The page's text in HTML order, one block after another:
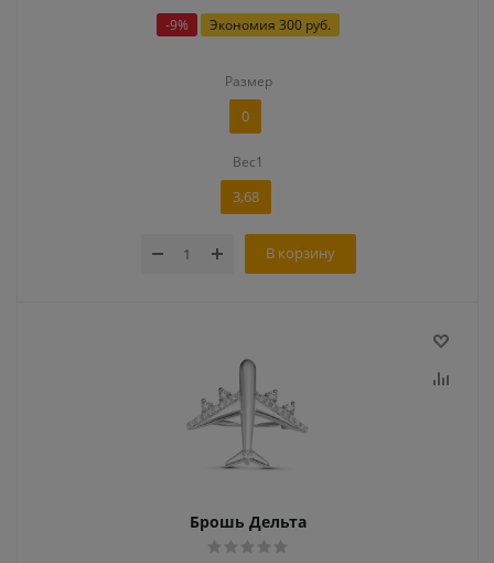
-9% Экономия 300 руб.
Размер
0
Вес1
3,68
В корзину
Брошь Дельта